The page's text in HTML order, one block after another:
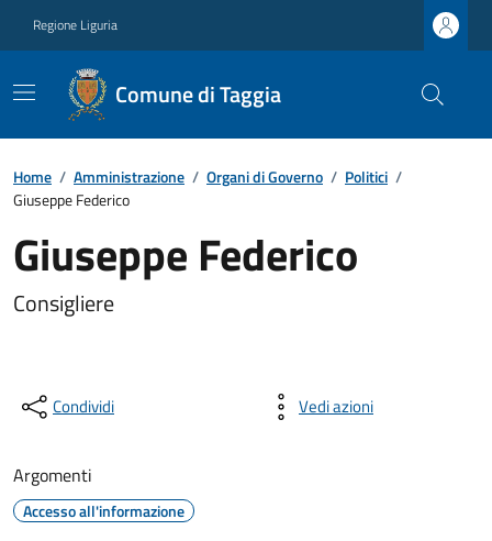
Regione Liguria
Comune di Taggia
Home / Amministrazione / Organi di Governo / Politici /
Giuseppe Federico
Giuseppe Federico
Consigliere
Condividi Vedi azioni
Argomenti
Accesso all'informazione